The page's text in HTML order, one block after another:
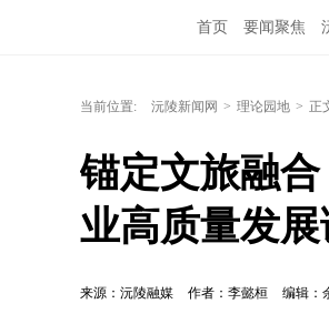
首页 要闻聚焦
当前位置: 沅陵新闻网 > 理论园地 > 正
锚定文旅融
业高质量发
来源：沅陵融媒 作者：李懿桓 编辑：